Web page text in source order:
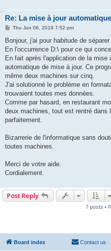
Re: La mise à jour
P
s
Thu Jun 06, 2019 7:52 pm
Bonjour, j'ai pour habitude de
En l'occurrence D:\ pour ce qui
En fait après l'application de la
automatique de mise à jour. Ce
même deux machines sur cinq.
J'ai solutionné le problème en
trouvaient toutes mes données.
Comme par hasard, en restaurant
deux machines, tout est rentré dans
parfaitement.
Bizarrerie de l'informatique sans
toutes machines.
Merci de votre aide.
Cordialement.
Post Reply
7 posts •
Board index Contact us